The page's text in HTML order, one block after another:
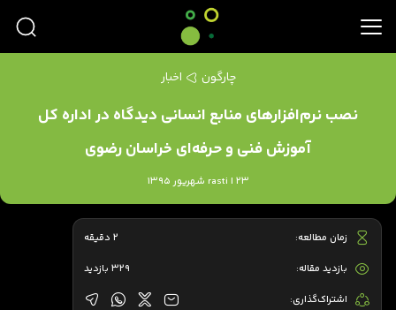
چارگون اخبار
نصب نرم‌افزارهای منابع انسانی دیدگاه در اداره کل
آموزش فنی و حرفه‌ای خراسان رضوی
rasti | 23 شهریور 1395
زمان مطالعه: 2 دقیقه
بازدید مقاله: 329 بازدید
اشتراک‌گذاری: